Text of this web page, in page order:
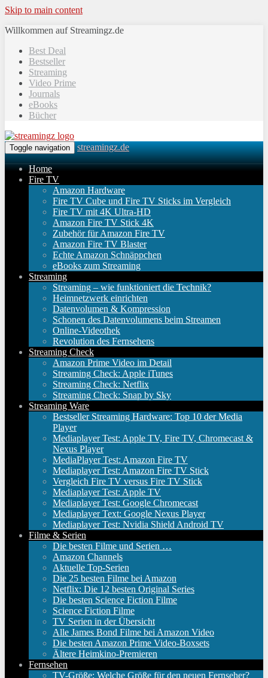
Skip to main content
Willkommen auf Streamingz.de
Best Deal
Bestseller
Streaming
Video Prime
Journals
eBooks
Bücher
Toggle navigation streamingz.de
Home
Fire TV
Amazon Hardware
Fire TV Cube und Fire TV Sticks im Vergleich
Fire TV mit 4K Ultra-HD
Amazon Fire TV Stick 4K
Zubehör für Amazon Fire TV
Amazon Fire TV Blaster
Echte Amazon Schnäppchen
eBooks zum Streaming
Streaming
Streaming – wie funktioniert die Technik?
Heimnetzwerk einrichten
Datenvolumen & Kompression
Schonen des Datenvolumens beim Streamen
Online-Videothek
Revolution des Fernsehens
Streaming Check
Amazon Prime Video im Detail
Streaming Check: Apple iTunes
Streaming Check: Netflix
Streaming Check: Snap by Sky
Streaming Ware
Bestseller Streaming Hardware: Top 10 der Media
Player
Mediaplayer Test: Apple TV, Fire TV, Chromecast &
Nexus Player
MediaPlayer Test: Amazon Fire TV
Mediaplayer Test: Amazon Fire TV Stick
Vergleich Fire TV versus Fire TV Stick
Mediaplayer Test: Apple TV
Mediaplayer Test: Google Chromecast
Mediaplayer Text: Google Nexus Player
Mediaplayer Test: Nvidia Shield Android TV
Filme & Serien
Die besten Filme und Serien …
Amazon Channels
Aktuelle Top-Serien
Die 25 besten Filme bei Amazon
Netflix: Die 12 besten Original Series
Die besten Science Fiction Filme
Science Fiction Filme
TV Serien in der Übersicht
Alle James Bond Filme bei Amazon Video
Die besten Amazon Prime Video-Boxsets
Ältere Heimkino-Premieren
Fernsehen
TV-Größe: Welche Größe für den neuen Fernseher?